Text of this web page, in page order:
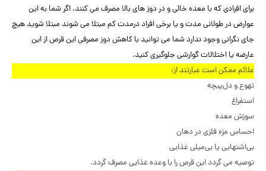
برای افرادی که با معده خالی و در دوز های بالا مصرف می کنند. اگر شما به این
عوارض در طولانی مدت و یا برخی افراد درمدت کم مبتلا می شوند مبتلا شوید هیچ
جای نگرانی وجود ندارد شما می توانید با کاهش دوز مصرفی این قرص از این
عارضه یا اختلالات گوارشی جلوگیری کنید.
علائم ممکن است عبارتند از:
تهوع و دل‌پیچه
استفراغ
سوزش معده
احساس مزه فلزی در دهان
بی‌اشتهایی یا بی‌میلی غذایی
توصیه می گردد این قرص را با وعده غذایی مصرف گردد.